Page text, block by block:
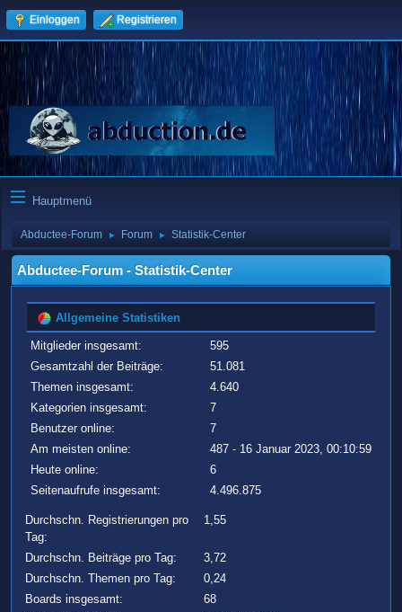
Einloggen Registrieren
Hauptmenü
Abductee-Forum ► Forum ► Statistik-Center
Abductee-Forum - Statistik-Center
Allgemeine Statistiken
Mitglieder insgesamt:
595
Gesamtzahl der Beiträge:
51.081
Themen insgesamt:
4.640
Kategorien insgesamt:
7
Benutzer online:
7
Am meisten online:
487 - 16 Januar 2023, 00:10:59
Heute online:
6
Seitenaufrufe insgesamt:
4.496.875
Durchschn. Registrierungen pro
Tag:
1,55
Durchschn. Beiträge pro Tag:
3,72
Durchschn. Themen pro Tag:
0,24
Boards insgesamt:
68